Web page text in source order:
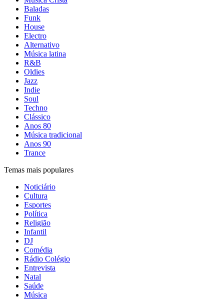
Baladas
Funk
House
Electro
Alternativo
Música latina
R&B
Oldies
Jazz
Indie
Soul
Techno
Clássico
Anos 80
Música tradicional
Anos 90
Trance
Temas mais populares
Noticiário
Cultura
Esportes
Política
Religião
Infantil
DJ
Comédia
Rádio Colégio
Entrevista
Natal
Saúde
Música